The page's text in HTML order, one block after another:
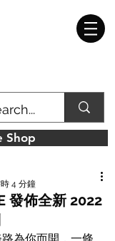
Shop
發佈全新 2022
4 分鐘